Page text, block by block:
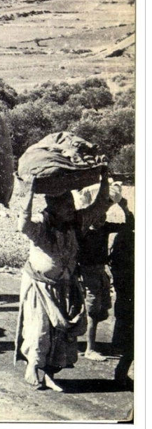
Expositions
Livres
Musique